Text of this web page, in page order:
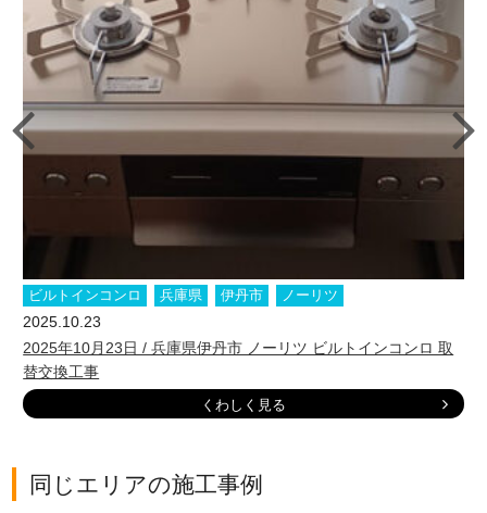
ビルトインコンロ 兵庫県 伊丹市 ノーリツ
2025.10.23
2025年10月23日 / 兵庫県伊丹市 ノーリツ ビルトインコンロ 取
替交換工事
くわしく見る
同じエリアの施工事例